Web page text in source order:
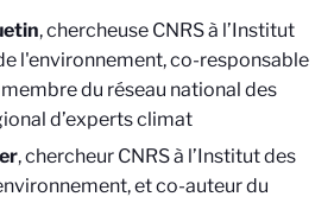
, chercheuse CNRS à l’Institut
l'environnement, co-responsable
du réseau national des
d’experts climat
, chercheur CNRS à l’Institut des
et co-auteur du